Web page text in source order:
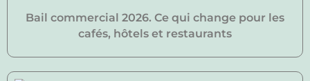
Bail commercial 2026. Ce qui change pour les
cafés, hôtels et restaurants